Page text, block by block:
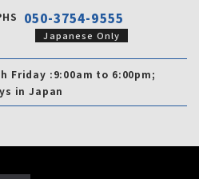
050-3754-9555
Japanese Only
Friday :9:00am to 6:00pm;
in Japan